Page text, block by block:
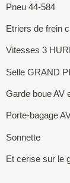
Pneu 44-584
Etriers de frein
Vitesses 3
Selle GRAND
Garde boue AV
Porte-bagage
Sonnette
Et cerise sur le